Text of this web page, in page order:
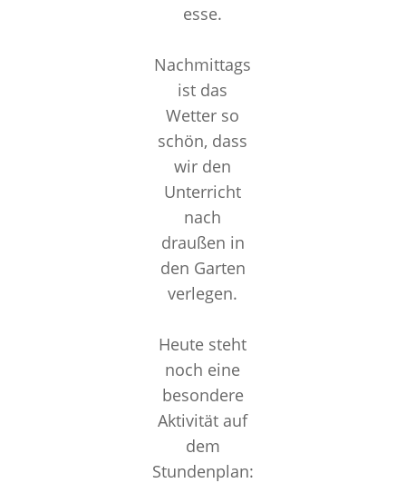
esse.
Nachmittags
ist das
Wetter so
schön, dass
wir den
Unterricht
nach
draußen in
den Garten
verlegen.
Heute steht
noch eine
besondere
Aktivität auf
dem
Stundenplan: